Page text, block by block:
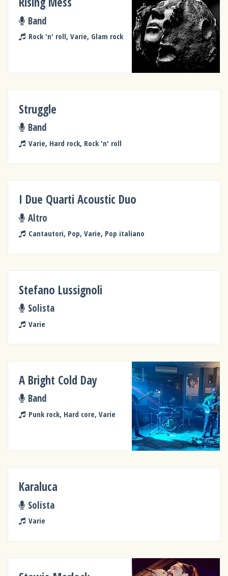
Band
Rock 'n' roll, Varie, Glam rock
Struggle
Band
Varie, Hard rock, Rock 'n' roll
I Due Quarti Acoustic Duo
Altro
Cantautori, Pop, Varie, Pop italiano
Stefano Lussignoli
Solista
Varie
A Bright Cold Day
Band
Punk rock, Hard core, Varie
Karaluca
Solista
Varie